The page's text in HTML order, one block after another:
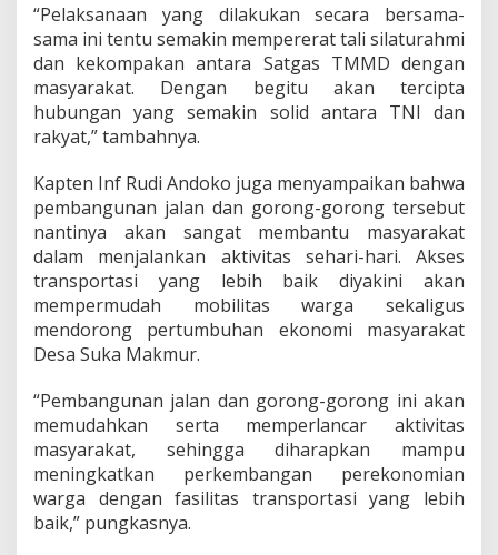
“Pelaksanaan yang dilakukan secara bersama-
sama ini tentu semakin mempererat tali silaturahmi
dan kekompakan antara Satgas TMMD dengan
masyarakat. Dengan begitu akan tercipta
hubungan yang semakin solid antara TNI dan
rakyat,” tambahnya.
Kapten Inf Rudi Andoko juga menyampaikan bahwa
pembangunan jalan dan gorong-gorong tersebut
nantinya akan sangat membantu masyarakat
dalam menjalankan aktivitas sehari-hari. Akses
transportasi yang lebih baik diyakini akan
mempermudah mobilitas warga sekaligus
mendorong pertumbuhan ekonomi masyarakat
Desa Suka Makmur.
“Pembangunan jalan dan gorong-gorong ini akan
memudahkan serta memperlancar aktivitas
masyarakat, sehingga diharapkan mampu
meningkatkan perkembangan perekonomian
warga dengan fasilitas transportasi yang lebih
baik,” pungkasnya.